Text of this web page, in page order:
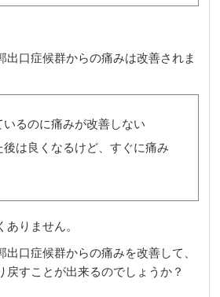
出口症候群からの痛みは改善されま
いるのに痛みが改善しない
後は良くなるけど、すぐに痛み
りません。
出口症候群からの痛みを改善して、
戻すことが出来るのでしょうか？